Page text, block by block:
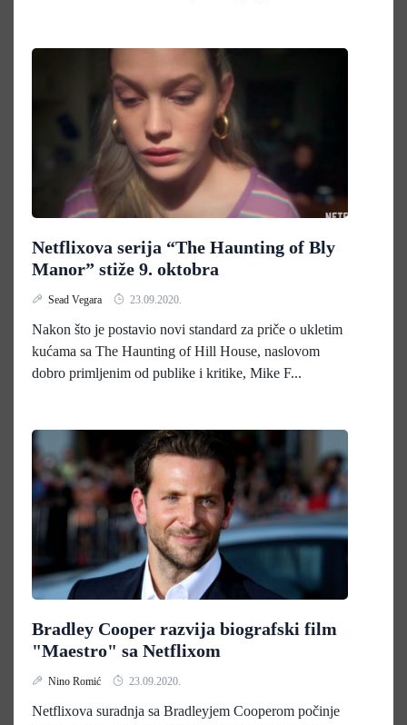
Netflixova serija “The Haunting of Bly
Manor” stiže 9. oktobra
Sead Vegara 23.09.2020.
Nakon što je postavio novi standard za priče o ukletim
kućama sa The Haunting of Hill House, naslovom
dobro primljenim od publike i kritike, Mike F...
Bradley Cooper razvija biografski film
"Maestro" sa Netflixom
Nino Romić 23.09.2020.
Netflixova suradnja sa Bradleyjem Cooperom počinje